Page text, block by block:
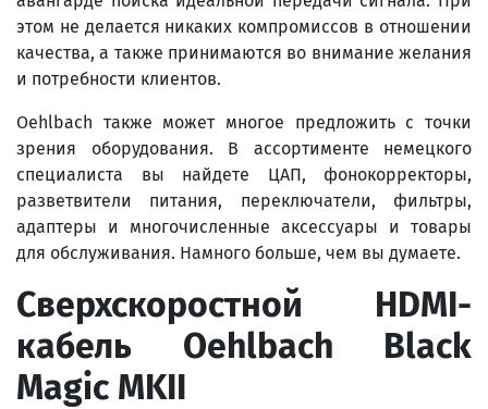
этом не делается никаких компромиссов в отношении
качества, а также принимаются во внимание желания
и потребности клиентов.
Oehlbach также может многое предложить с точки
зрения оборудования. В ассортименте немецкого
специалиста вы найдете ЦАП, фонокорректоры,
разветвители питания, переключатели, фильтры,
адаптеры и многочисленные аксессуары и товары
для обслуживания. Намного больше, чем вы думаете.
Сверхскоростной HDMI-
кабель Oehlbach
Black
Magic MKII